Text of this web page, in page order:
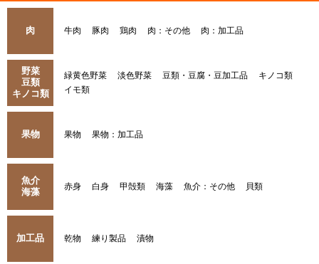
肉 牛肉 豚肉 鶏肉 肉：その他 肉：加工品
野菜
豆類
キノコ類
緑黄色野菜 淡色野菜 豆類・豆腐・豆加工品
キノコ類
イモ類
果物 果物 果物：加工品
魚介
海藻
赤身 白身 甲殻類 海藻 魚介：その他 貝類
加工品 乾物 練り製品 漬物